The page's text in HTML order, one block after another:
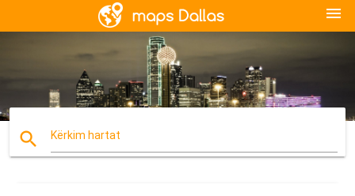
menu
search Kërkim hartat